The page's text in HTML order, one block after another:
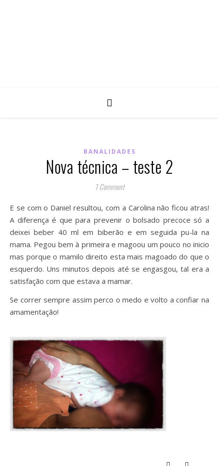
BANALIDADES
Nova técnica – teste 2
1 Comment
E se com o Daniel resultou, com a Carolina não ficou atras!
A diferença é que para prevenir o bolsado precoce só a
deixei beber 40 ml em biberão e em seguida pu-la na
mama. Pegou bem à primeira e magoou um pouco no inicio
mas porque o mamilo direito esta mais magoado do que o
esquerdo. Uns minutos depois até se engasgou, tal era a
satisfação com que estava a mamar.
Se correr sempre assim perco o medo e volto a confiar na
amamentação!